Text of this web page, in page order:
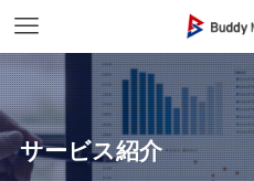
サービス紹介